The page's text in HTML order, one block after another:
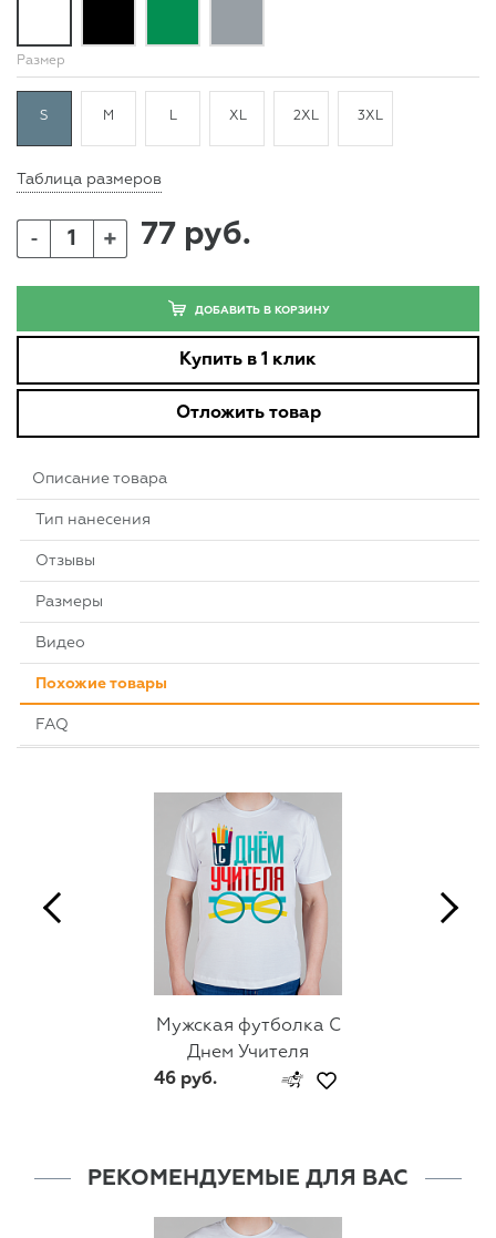
Размер
S M L XL 2XL 3XL
Таблица размеров
- + 77 руб.
ДОБАВИТЬ В КОРЗИНУ
Купить в 1 клик
Отложить товар
Описание товара
Тип нанесения
Отзывы
Размеры
Видео
Похожие товары
FAQ
Мужская футболка С
Днем Учителя
46 руб.
РЕКОМЕНДУЕМЫЕ ДЛЯ ВАС